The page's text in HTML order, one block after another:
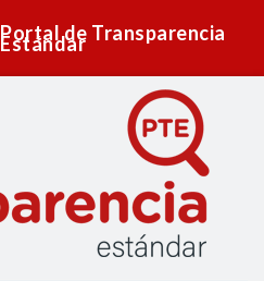
Portal de Transparencia
Estándar